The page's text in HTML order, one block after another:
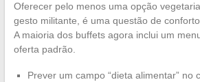
Oferecer pelo menos uma opção
gesto militante, é uma questão de
A maioria dos buffets agora inclui um
oferta padrão.
Prever um campo “dieta alimentar” no